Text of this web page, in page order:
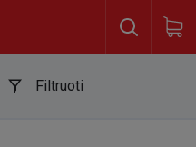
Filtruoti